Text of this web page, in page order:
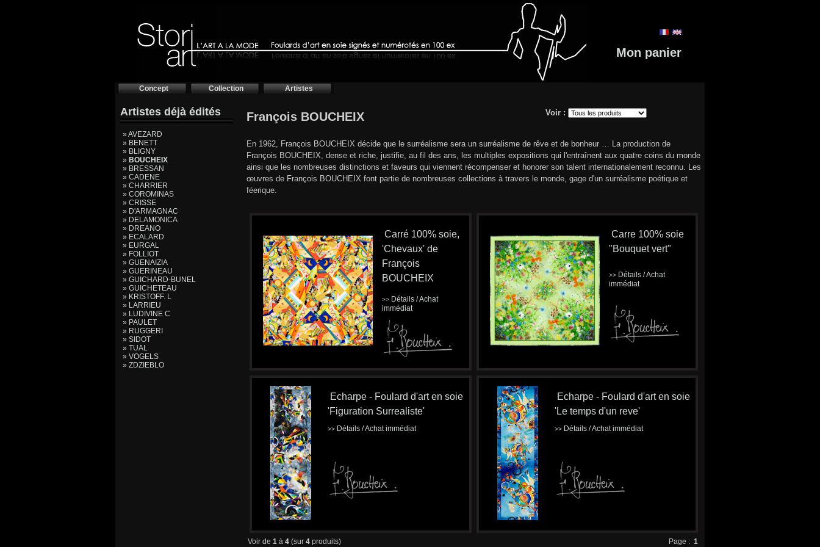
Mon panier
Concept Collection Artistes
Artistes déjà édités
» AVEZARD
» BENETT
» BLIGNY
» BOUCHEIX
» BRESSAN
» CADENE
» CHARRIER
» COROMINAS
» CRISSE
» D'ARMAGNAC
» DELAMONICA
» DREANO
» ECALARD
» EURGAL
» FOLLIOT
» GUENAIZIA
» GUERINEAU
» GUICHARD-BUNEL
» GUICHETEAU
» KRISTOFF. L
» LARRIEU
» LUDIVINE C
» PAULET
» RUGGERI
» SIDOT
» TUAL
» VOGELS
» ZDZIEBLO
François BOUCHEIX Voir :
En 1962, François BOUCHEIX décide que le surréalisme sera un surréalisme de rêve et de bonheur … La production de
François BOUCHEIX, dense et riche, justifie, au fil des ans, les multiples expositions qui l'entraînent aux quatre coins du monde
ainsi que les nombreuses distinctions et faveurs qui viennent récompenser et honorer son talent internationalement reconnu. Les
œuvres de François BOUCHEIX font partie de nombreuses collections à travers le monde, gage d'un surréalisme poétique et
féerique.
Carré 100% soie,
'Chevaux' de
François
BOUCHEIX
>> Détails / Achat
immédiat
Carre 100% soie
"Bouquet vert"
>> Détails / Achat
immédiat
Echarpe - Foulard d'art en soie
'Figuration Surrealiste'
>> Détails / Achat immédiat
Echarpe - Foulard d'art en soie
'Le temps d'un reve'
>> Détails / Achat immédiat
Voir de 1 à 4 (sur 4 produits) Page : 1